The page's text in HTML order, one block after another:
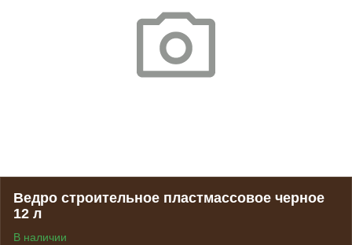
Ведро строительное пластмассовое черное
12 л
В наличии